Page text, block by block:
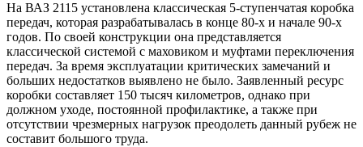
На ВАЗ 2115 установлена классическая 5-ступенчатая коробка
передач, которая разрабатывалась в конце 80-х и начале 90-х
годов. По своей конструкции она представляется
классической системой с маховиком и муфтами переключения
передач. За время эксплуатации критических замечаний и
больших недостатков выявлено не было. Заявленный ресурс
коробки составляет 150 тысяч километров, однако при
должном уходе, постоянной профилактике, а также при
отсутствии чрезмерных нагрузок преодолеть данный рубеж не
составит большого труда.